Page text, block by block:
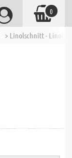
> Linolschnitt -
0